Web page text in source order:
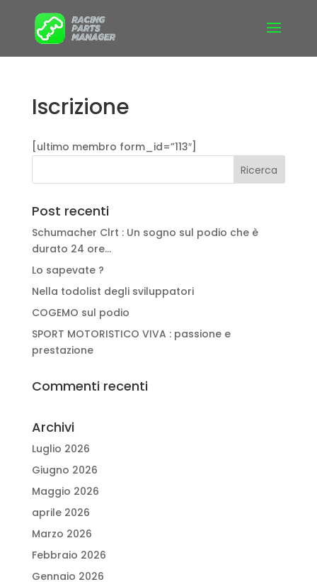
Iscrizione
[ultimo membro form_id=”113″]
Post recenti
Schumacher Clrt : Un sogno sul podio che è
durato 24 ore…
Lo sapevate ?
Nella todolist degli sviluppatori
COGEMO sul podio
SPORT MOTORISTICO VIVA : passione e
prestazione
Commenti recenti
Archivi
Luglio 2026
Giugno 2026
Maggio 2026
aprile 2026
Marzo 2026
Febbraio 2026
Gennaio 2026